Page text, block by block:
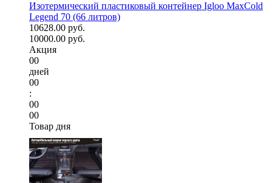
Изотермический пластиковый контейнер Igloo MaxCold
Legend 70 (66 литров)
10628.00 руб.
10000.00 руб.
Акция
00
дней
00
:
00
00
Товар дня